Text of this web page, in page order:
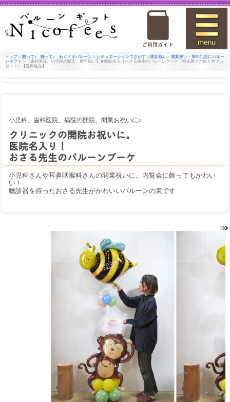
トップ > 贈って♪ 飾って♪ わくドキバルーン > シチュエーションでさがす > 開店祝い・開業祝い・周年記念にバルー
ンギフト > 【歯科医院、小児科の開店・周年祝い】★医院名入りおさる先生のバルーンブーケ〈補充用ガス缶１本プレ
ゼント〉【送料込み】
小児科、歯科医院、病院の開院、開業お祝いに♪
クリニックの開院お祝いに。
医院名入り！
おさる先生のバルーンブーケ
小児科さんや耳鼻咽喉科さんの開業祝いに。内覧会に飾ってもかわい
い！
聴診器を持ったおさる先生がかわいいバルーンの束です